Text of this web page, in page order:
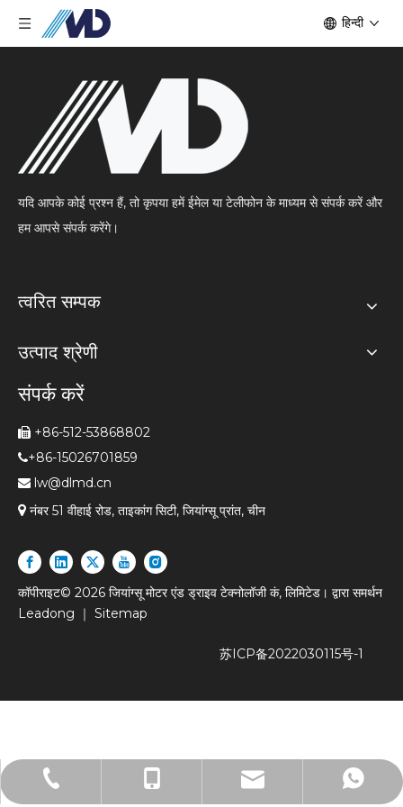
हिन्दी
यदि आपके कोई प्रश्न हैं, तो कृपया हमें ईमेल या टेलीफोन के माध्यम से संपर्क करें और
हम आपसे संपर्क करेंगे।
त्वरित सम्पक
उत्पाद श्रेणी
+86-512-53980061
+86-15026701859
संपर्क करें
 +86-512-53868802
+86-15026701859
 lw@dlmd.cn
 नंबर 51 वीहाई रोड, ताइकांग सिटी, जियांग्सू प्रांत, चीन
कॉपीराइट© 2026 जियांग्सू मोटर एंड ड्राइव टेक्नोलॉजी कं, लिमिटेड। द्वारा समर्थन
Leadong
｜ Sitemap
苏ICP备2022030115号-1